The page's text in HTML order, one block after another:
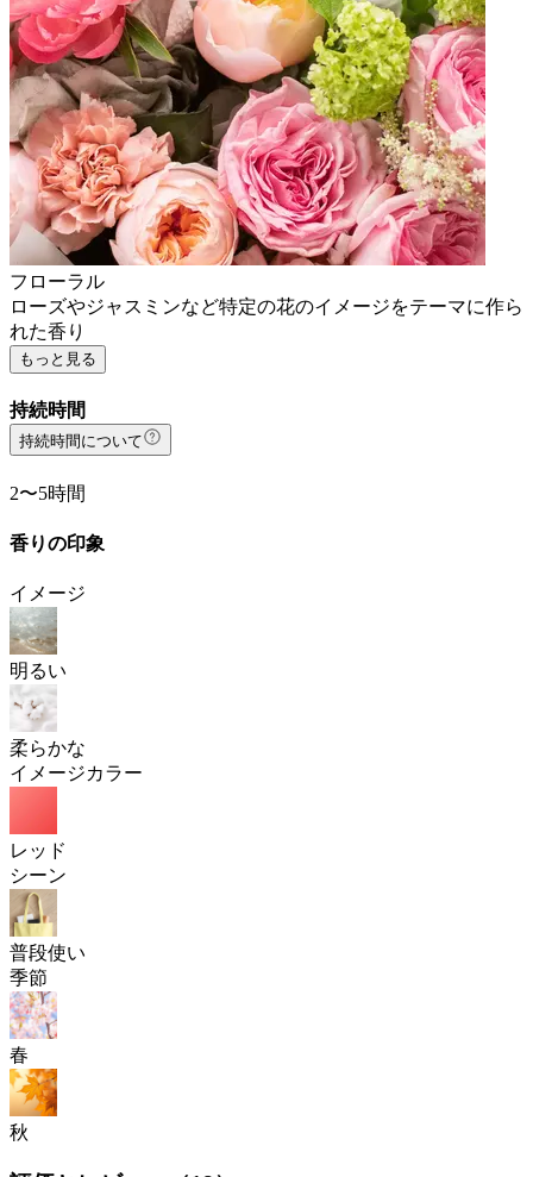
フローラル
ローズやジャスミンなど特定の花のイメージをテーマに作ら
れた香り
もっと見る
持続時間
持続時間について
2〜5時間
香りの印象
イメージ
明るい
柔らかな
イメージカラー
レッド
シーン
普段使い
季節
春
秋